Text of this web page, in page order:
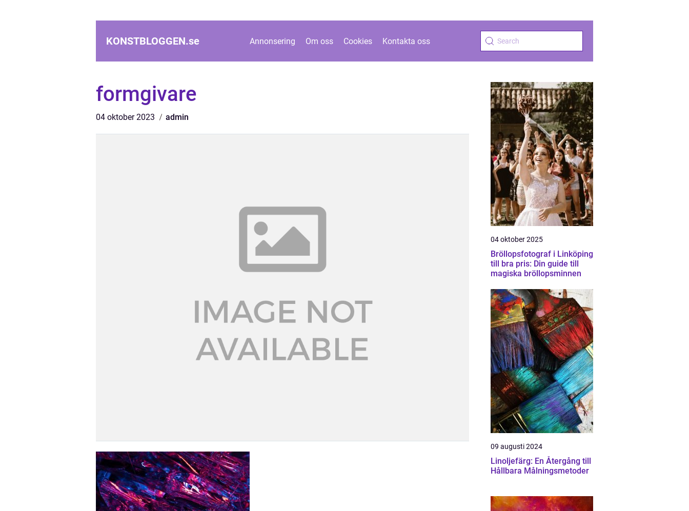
KONSTBLOGGEN.se Annonsering Om oss Cookies Kontakta oss
formgivare
04 oktober 2023 admin
04 oktober 2025
Bröllopsfotograf i Linköping
till bra pris: Din guide till
magiska bröllopsminnen
09 augusti 2024
Linoljefärg: En Återgång till
Hållbara Målningsmetoder